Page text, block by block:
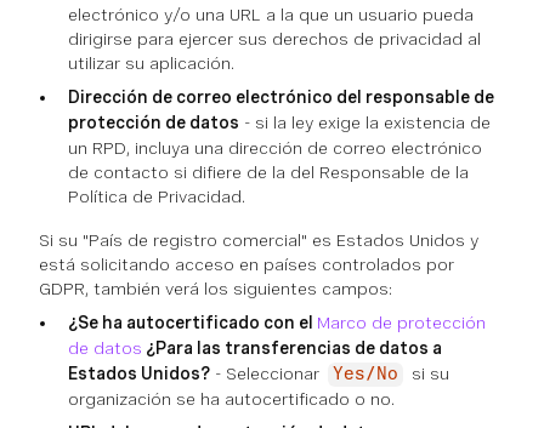
electrónico y/o una URL a la que un usuario pueda
dirigirse para ejercer sus derechos de privacidad al
utilizar su aplicación.
Dirección de correo electrónico del responsable de
protección de datos - si la ley exige la existencia de
un RPD, incluya una dirección de correo electrónico
de contacto si difiere de la del Responsable de la
Política de Privacidad.
Si su "País de registro comercial" es Estados Unidos y
está solicitando acceso en países controlados por
GDPR, también verá los siguientes campos:
¿Se ha autocertificado con el Marco de protección
de datos ¿Para las transferencias de datos a
Estados Unidos? - Seleccionar Yes/No
si su
organización se ha autocertificado o no.